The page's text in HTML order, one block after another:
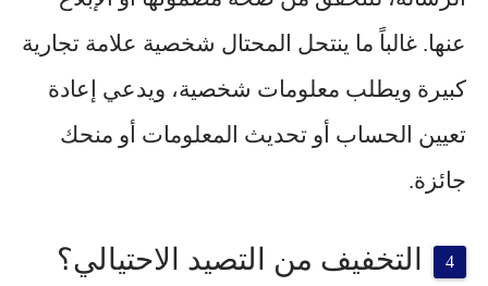
عنها. غالباً ما ينتحل المحتال شخصية علامة تجارية
كبيرة ويطلب معلومات شخصية، ويدعي إعادة
تعيين الحساب أو تحديث المعلومات أو منحك
جائزة.
التخفيف من التصيد الاحتيالي؟